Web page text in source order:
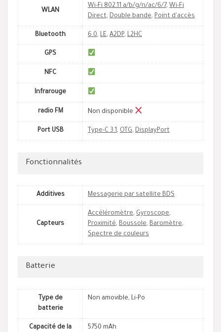
WLAN
Wi-Fi 802.11 a/b/g/n/ac/6/7, Wi-Fi
Direct, Double bande, Point d'accès
Bluetooth 6.0, LE, A2DP, L2HC
GPS
NFC
Infrarouge
radio FM Non disponible
Port USB Type-C 3.1, OTG, DisplayPort
Fonctionnalités
Additives Messagerie par satellite BDS
Capteurs
Accéléromètre, Gyroscope,
Proximité, Boussole, Baromètre,
Spectre de couleurs
Batterie
Type de
batterie
Non amovible, Li-Po
Capacité de la
5750 mAh